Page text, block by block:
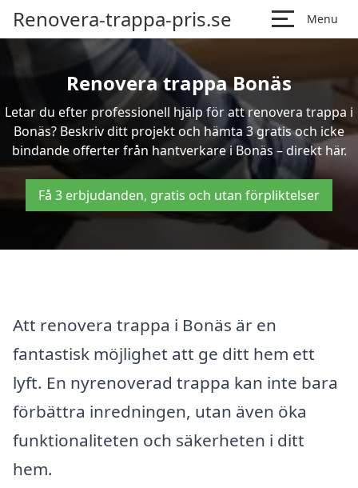
Renovera-trappa-pris.se Menu
Renovera trappa Bonäs
Letar du efter professionell hjälp för att renovera trappa i
Bonäs? Beskriv ditt projekt och hämta 3 gratis och icke
bindande offerter från hantverkare i Bonäs – direkt här.
Få 3 erbjudanden, gratis och utan förpliktelser
Att renovera trappa i Bonäs är en
fantastisk möjlighet att ge ditt hem ett
lyft. En nyrenoverad trappa kan inte bara
förbättra inredningen, utan även öka
funktionaliteten och säkerheten i ditt
hem.